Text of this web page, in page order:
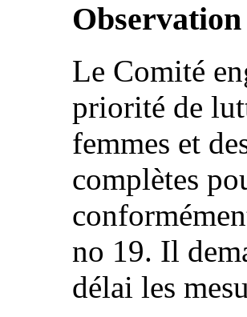
Le Comité
priorité de
femmes et
complètes
no 19. Il
délai les